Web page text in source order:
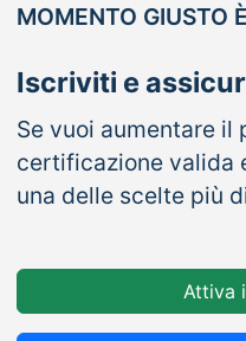
MOMENTO GIUSTO
Iscriviti e
Se vuoi aumentare il
certificazione valida
una delle scelte più
Attiva